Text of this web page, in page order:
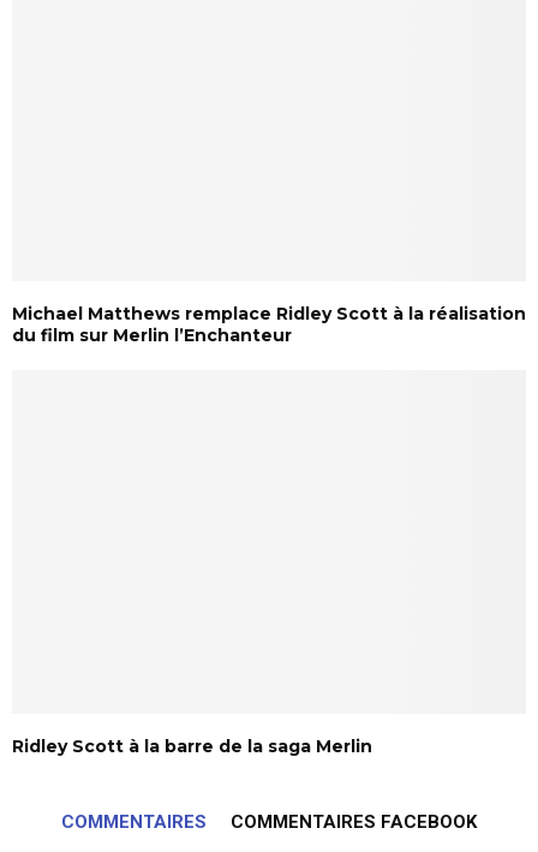
Michael Matthews remplace Ridley Scott à la réalisation
du film sur Merlin l’Enchanteur
Ridley Scott à la barre de la saga Merlin
COMMENTAIRES COMMENTAIRES FACEBOOK